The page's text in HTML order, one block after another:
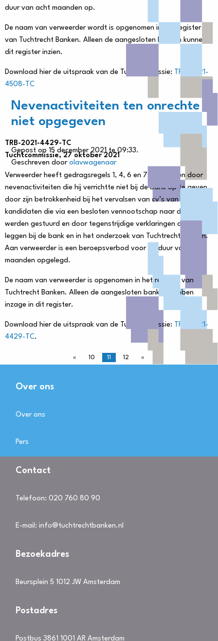
duur van acht maanden op.
De naam van verweerder wordt is opgenomen in het register
van Tuchtrecht Banken. Alleen de aangesloten banken kunnen
dit register inzien.
Download hier de uitspraak van de Tuchtcommissie: TRB-2021-
4508-TC
Nevenactiviteiten ten onrechte
niet opgegeven
Gepost op 15 december 2021 te 09:33.
Geschreven door olavwagenaar
TRB-2021-4429-TC
Tuchtcommissie, 27 oktober 2021
Verweerder heeft gedragsregels 1, 4, 6 en 7 overtreden door
nevenactiviteiten die hij verrichtte niet bij de bank op te geven,
door zijn betrokkenheid bij het vervalsen van cv’s van
kandidaten die via een besloten vennootschap naar de bank
werden gestuurd en door tegenstrijdige verklaringen af te
leggen bij de bank en in het onderzoek van Tuchtrecht Banken.
Aan verweerder is een beroepsverbod voor de duur van vijf
maanden opgelegd.
De naam van verweerder is opgenomen in het register van
Tuchtrecht Banken. Alleen de aangesloten banken hebben
inzage in dit register.
Download hier de uitspraak van de Tuchtcommissie: TRB-2021-
4429-TC.
« 10 11 12 »
Over ons
Over ons
Pers
Contact
Telefoon: 020 760 80 90
E-mail: info@tuchtrechtbanken.nl
Bezoekadres
Beursplein 5 1012 JW Amsterdam
Postadres
Postbus 3861 1001 AR Amsterdam